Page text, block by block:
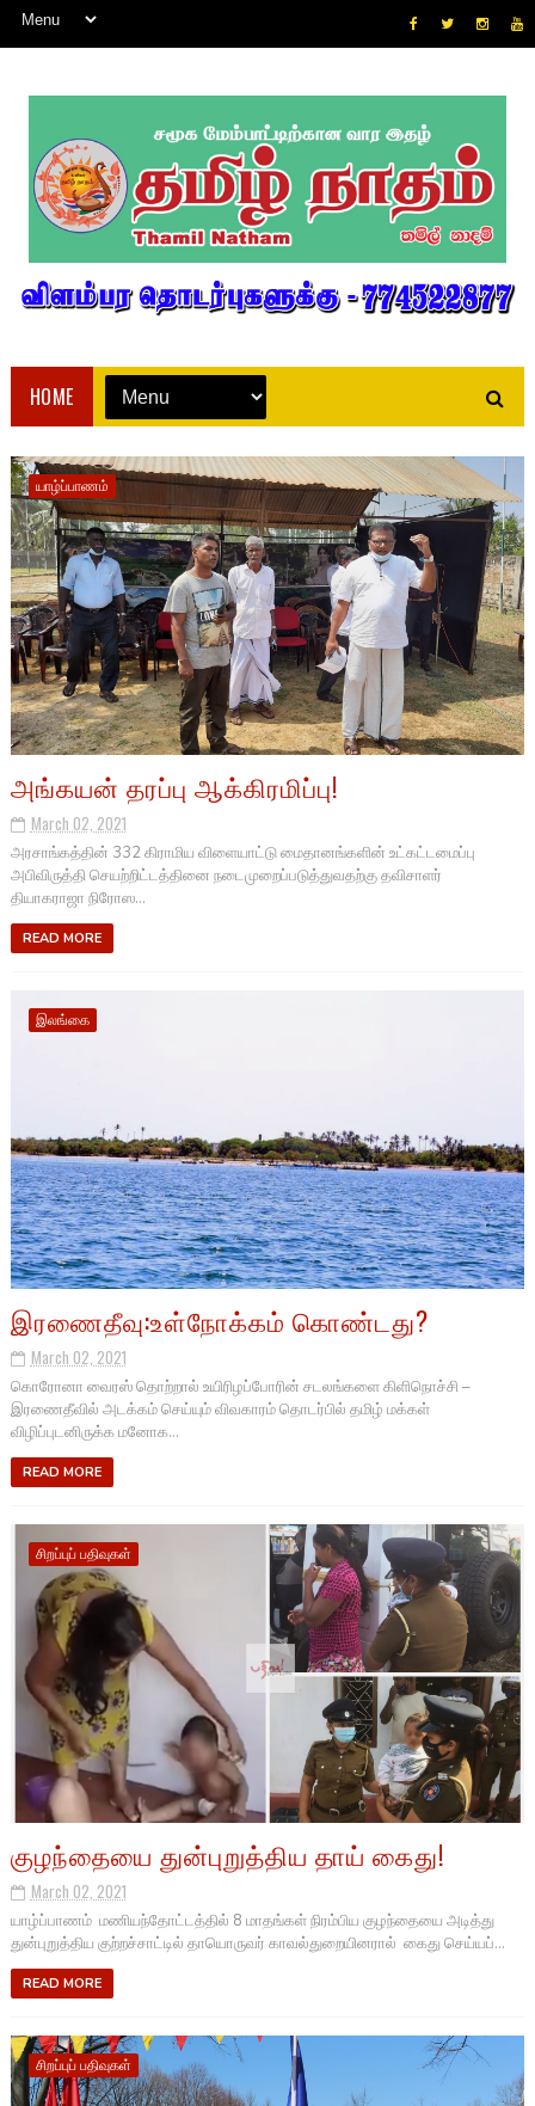
HOME
யாழ்ப்பாணம்
அங்கயன் தரப்பு ஆக்கிரமிப்பு!
March 02, 2021
அரசாங்கத்தின் 332 கிராமிய விளையாட்டு மைதானங்களின் உட்கட்டமைப்பு
அபிவிருத்தி செயற்றிட்டத்தினை நடைமுறைப்படுத்துவதற்கு தவிசாளர்
தியாகராஜா நிரோஸ...
READ MORE
இலங்கை
இரணைதீவு:உள்நோக்கம் கொண்டது?
March 02, 2021
கொரோனா வைரஸ் தொற்றால் உயிரிழப்போரின் சடலங்களை கிளிநொச்சி –
இரணைதீவில் அடக்கம் செய்யும் விவகாரம் தொடர்பில் தமிழ் மக்கள்
விழிப்புடனிருக்க மனோக...
READ MORE
சிறப்புப் பதிவுகள்
குழந்தையை துன்புறுத்திய தாய் கைது!
March 02, 2021
யாழ்ப்பாணம் மணியந்தோட்டத்தில் 8 மாதங்கள் நிரம்பிய குழந்தையை அடித்து
துன்புறுத்திய குற்றச்சாட்டில் தாயொருவர் காவல்துறையினரால் கைது செய்யப்...
READ MORE
சிறப்புப் பதிவுகள்